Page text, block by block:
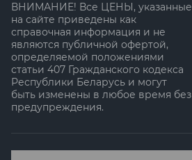
ВНИМАНИЕ! Все ЦЕНЫ, указанные
на сайте приведены как
справочная информация и не
являются публичной офертой,
определяемой положениями
статьи 407 Гражданского кодекса
Республики Беларусь и могут
быть изменены в любое время без
предупреждения.